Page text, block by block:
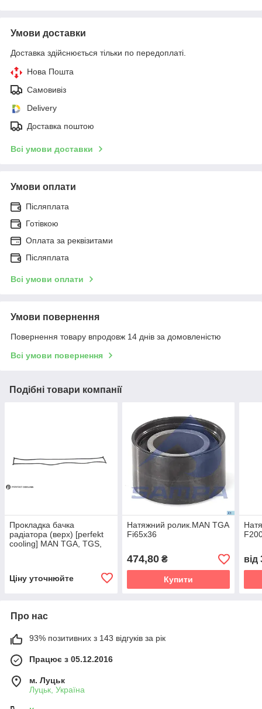
Умови доставки
Доставка здійснюється тільки по передоплаті.
Нова Пошта
Самовивіз
Delivery
Доставка поштою
Всі умови доставки
Умови оплати
Післяплата
Готівкою
Оплата за реквізитами
Післяплата
Всі умови оплати
Умови повернення
Повернення товару впродовж 14 днів за домовленістю
Всі умови повернення
Подібні товари компанії
Прокладка бачка
радіатора (верх) [perfekt
cooling] MAN TGA, TGS,
Ціну уточнюйте
Натяжний ролик.MAN TGA
Fi65x36
474,80₴
Купити
від
Про нас
93% позитивних з 143 відгуків за рік
Працює з 05.12.2016
м. Луцьк
Луцьк, Україна